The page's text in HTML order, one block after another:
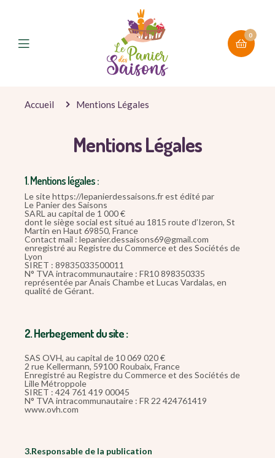
0
Accueil Mentions Légales
Mentions Légales
1. Mentions légales :
Le site https://lepanierdessaisons.fr est édité par
Le Panier des Saisons
SARL au capital de 1 000 €
dont le siège social est situé au 1815 route d’Izeron, St
Martin en Haut 69850, France
Contact mail : lepanier.dessaisons69@gmail.com
enregistré au Registre du Commerce et des Sociétés de
Lyon
SIRET : 89835033500011
N° TVA intracommunautaire : FR10 898350335
représentée par Anais Chambe et Lucas Vardalas, en
qualité de Gérant.
2. Herbegement du site :
SAS OVH, au capital de 10 069 020 €
2 rue Kellermann, 59100 Roubaix, France
Enregistré au Registre du Commerce et des Sociétés de
Lille Métroppole
SIRET : 424 761 419 00045
N° TVA intracommunautaire : FR 22 424761419
www.ovh.com
3.Responsable de la publication